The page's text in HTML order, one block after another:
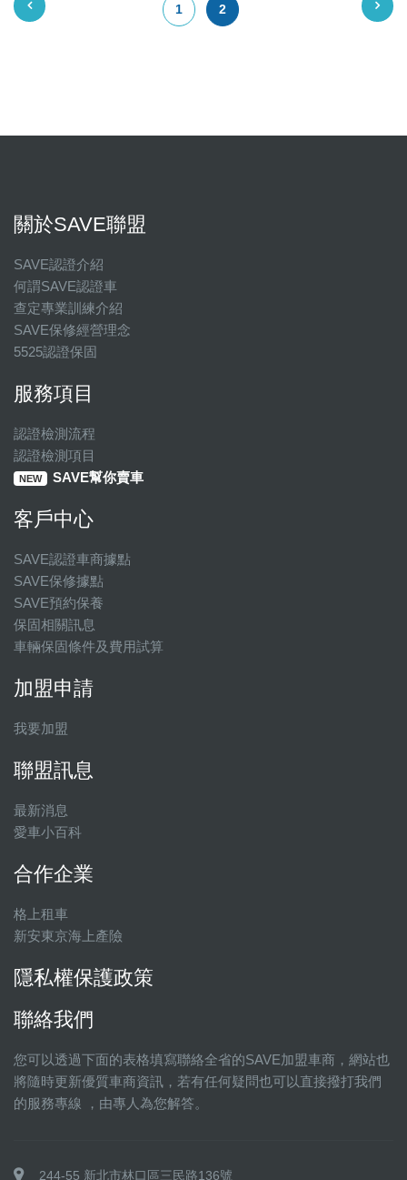
1 2
關於SAVE聯盟
SAVE認證介紹
何謂SAVE認證車
查定專業訓練介紹
SAVE保修經營理念
5525認證保固
服務項目
認證檢測流程
認證檢測項目
NEW SAVE幫你賣車
客戶中心
SAVE認證車商據點
SAVE保修據點
SAVE預約保養
保固相關訊息
車輛保固條件及費用試算
加盟申請
我要加盟
聯盟訊息
最新消息
愛車小百科
合作企業
格上租車
新安東京海上產險
隱私權保護政策
聯絡我們
您可以透過下面的表格填寫聯絡全省的SAVE加盟車商，網站也
將隨時更新優質車商資訊，若有任何疑問也可以直接撥打我們
的服務專線 ，由專人為您解答。
244-55 新北市林口區三民路136號